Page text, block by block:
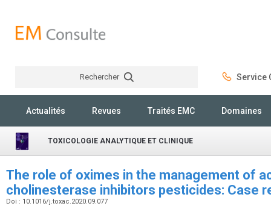
Rechercher Service
Actualités Revues Traités EMC Domaines
TOXICOLOGIE ANALYTIQUE ET CLINIQUE
The role of oximes in the management of
cholinesterase inhibitors pesticides: Case
Doi : 10.1016/j.toxac.2020.09.077